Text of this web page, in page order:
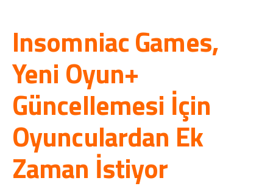
Insomniac Games,
Yeni Oyun+
Güncellemesi İçin
Oyunculardan Ek
Zaman İstiyor